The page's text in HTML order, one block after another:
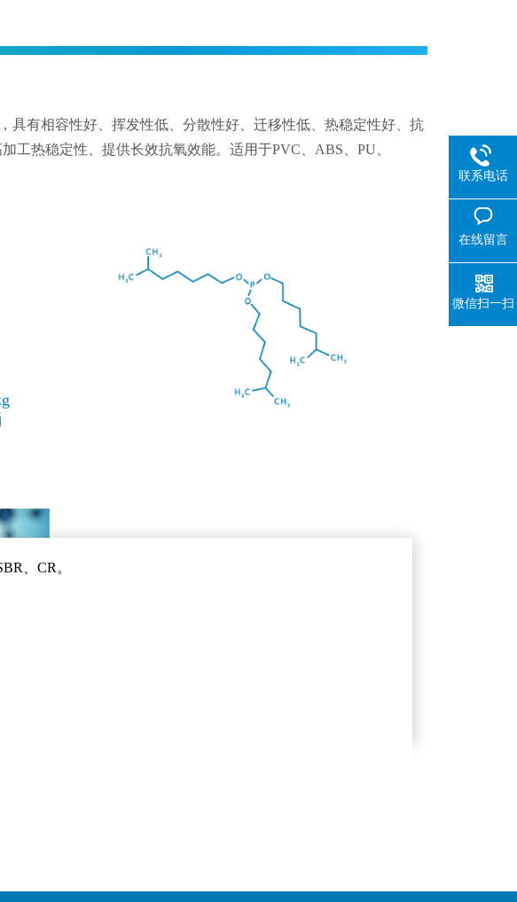
具有相容性好、挥发性低、分散性好、迁移性低、热稳定性好、抗
工热稳定性、提供长效抗氧效能。适用于PVC、ABS、PU、
、CR。
联系电话
在线留言
微信扫一扫